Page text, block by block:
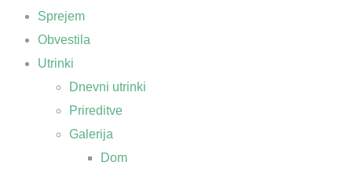
Sprejem
Obvestila
Utrinki
Dnevni utrinki
Prireditve
Galerija
Dom